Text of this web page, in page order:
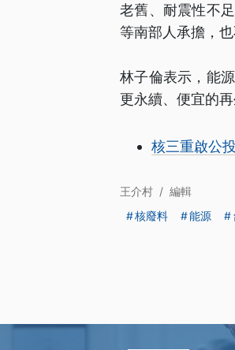
老舊、耐震性不
等南部人承擔，
林子倫表示，能
更永續、便宜的再
核三重啟公
王介村 / 編輯
核廢料
能源